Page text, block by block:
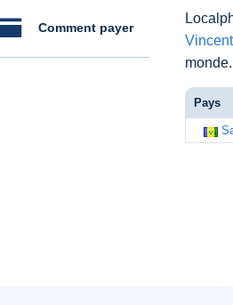
Comment payer
monde.
Pays